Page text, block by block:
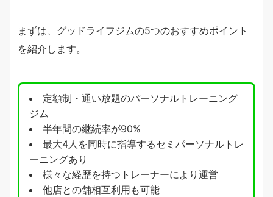
まずは、グッドライフジムの5つのおすすめポイント
を紹介します。
定額制・通い放題のパーソナルトレーニング
ジム
半年間の継続率が90%
最大4人を同時に指導するセミパーソナルトレ
ーニングあり
様々な経歴を持つトレーナーにより運営
他店との舗相互利用も可能